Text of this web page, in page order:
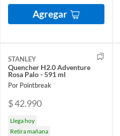
Agregar
STANLEY
Quencher H2.0 Adventure
Rosa Palo - 591 ml
Por Pointbreak
$ 42.990
Llega hoy
Retira mañana